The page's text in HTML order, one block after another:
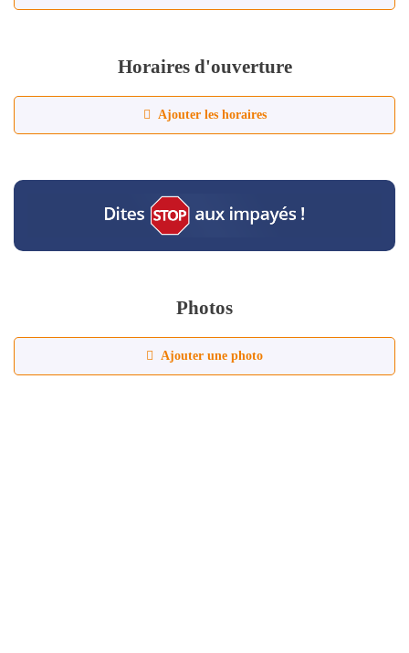
Horaires d'ouverture
Ajouter les horaires
Photos
Ajouter une photo